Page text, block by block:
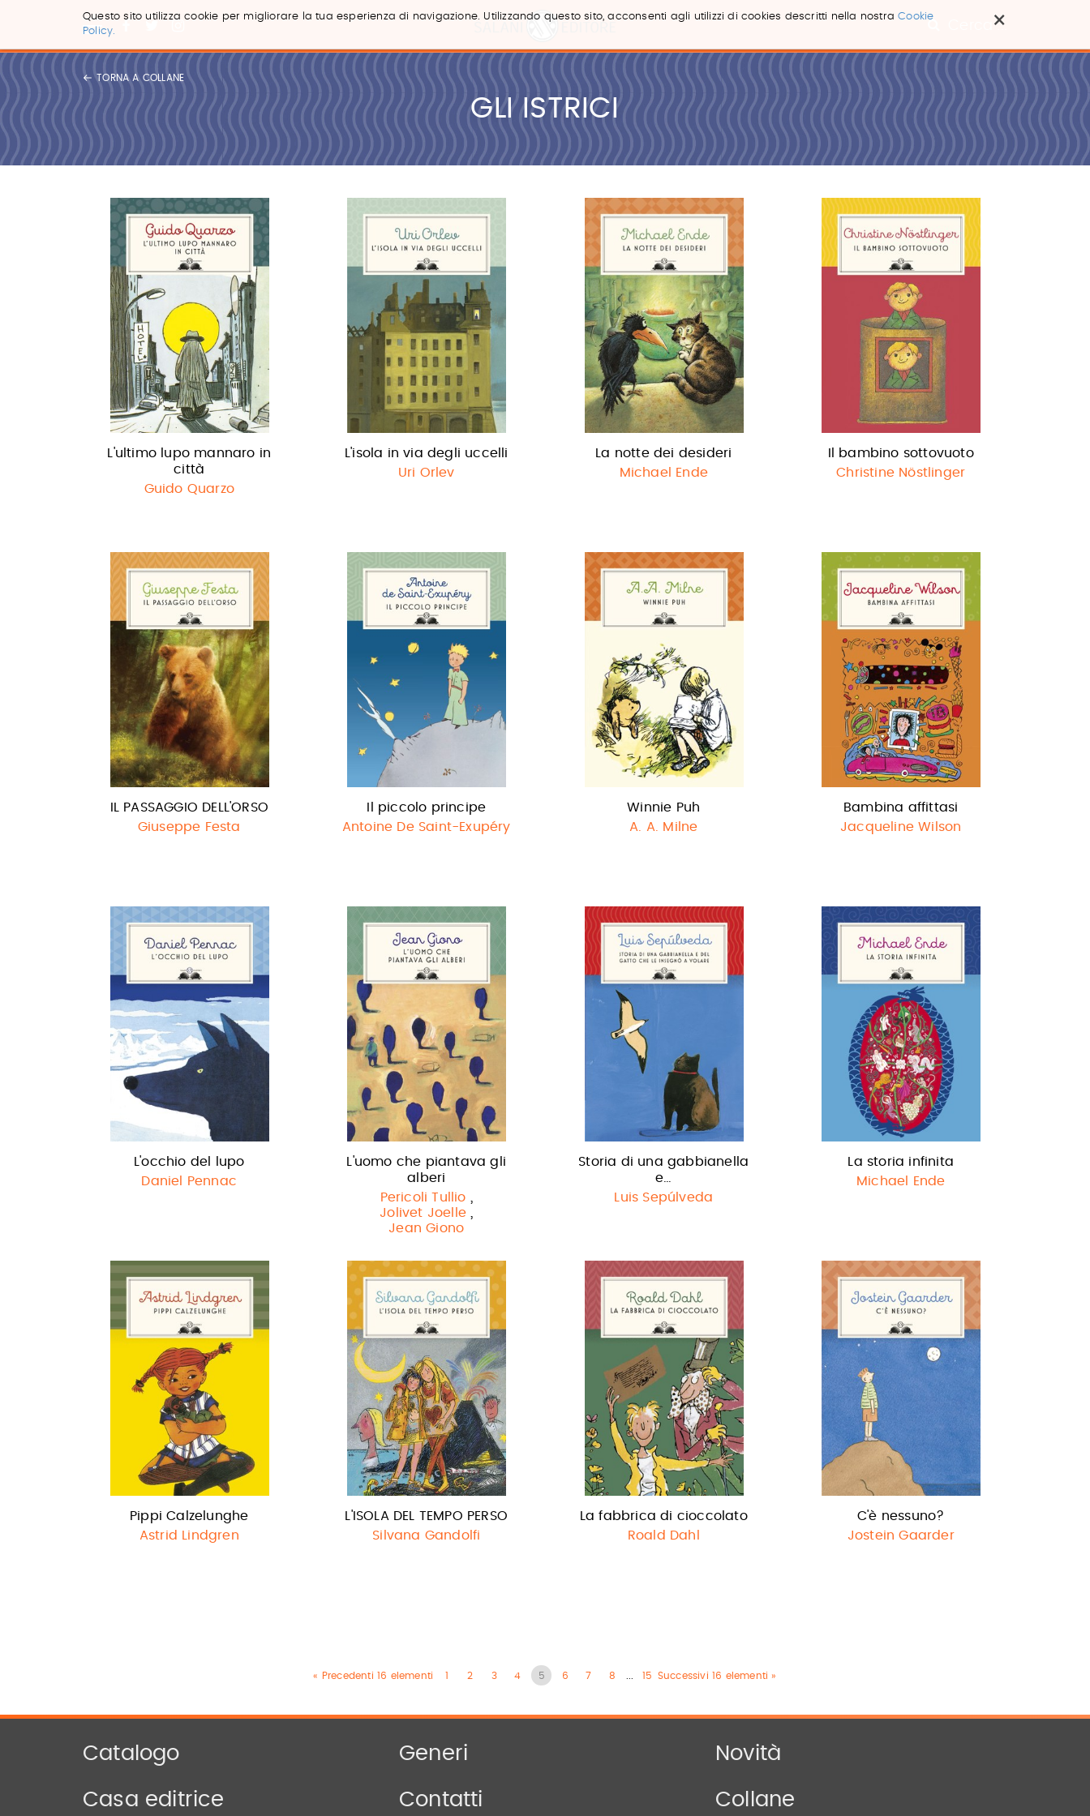
×
Questo sito utilizza cookie per migliorare la tua esperienza di navigazione. Utilizzando questo sito, acconsenti agli utilizzi di cookies descritti nella nostraCookie
Policy.
Cerca ...
Salta
contenuti.
Salta
alla
navigazione
GLI ISTRICI
TORNA A COLLANE
L'ultimo lupo mannaro in
città
Guido Quarzo
L'isola in via degli uccelli
Uri Orlev
La notte dei desideri
Michael Ende
Il bambino sottovuoto
Christine Nöstlinger
IL PASSAGGIO DELL'ORSO
Giuseppe Festa
Il piccolo principe
Antoine De Saint-Exupéry
Winnie Puh
A. A. Milne
Bambina affittasi
Jacqueline Wilson
L'occhio del lupo
Daniel Pennac
L'uomo che piantava gli
alberi
Pericoli Tullio ,
Jolivet Joelle,
Jean Giono
Storia di una gabbianella
e…
Luis Sepúlveda
La storia infinita
Michael Ende
Pippi Calzelunghe
Astrid Lindgren
L'ISOLA DEL TEMPO PERSO
Silvana Gandolfi
La fabbrica di cioccolato
Roald Dahl
C'è nessuno?
Jostein Gaarder
« Precedenti 16 elementi Successivi 16 elementi »
1 2 3 4 5 6 7 8 15
Catalogo Generi Novità
Casa editrice Contatti Collane